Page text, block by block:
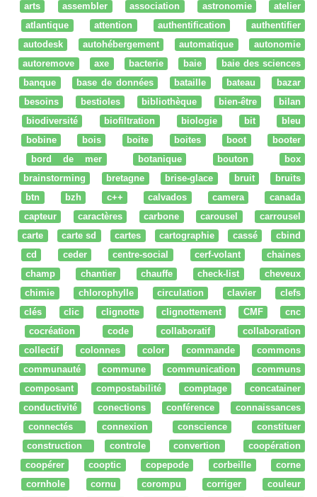
arts
assembler association astronomie
atelier
atlantique
attention authentification
authentifier
autodesk
autohébergement automatique
autonomie
autoremove
axe bacterie baie
baie des sciences
banque
base de données bataille bateau
bazar
besoins
bestioles bibliothèque bien-être
bilan
biodiversité
biofiltration biologie bit
bleu
bobine
bois boite boites boot
booter
bord de mer
botanique bouton
box
brainstorming
bretagne brise-glace bruit
bruits
btn
bzh c++ calvados camera
canada
capteur
caractères carbone carousel
carrousel
carte
carte sd cartes cartographie cassé
cbind
cd
ceder centre-social cerf-volant
chaines
champ
chantier chauffe check-list
cheveux
chimie
chlorophylle circulation clavier
clefs
clés
clic clignotte clignottement CMF
cnc
cocréation
code collaboratif
collaboration
collectif
colonnes color commande
commons
communauté
commune communication
communs
composant
compostabilité comptage
concatainer
conductivité
conections conférence
connaissances
connectés
connexion conscience
constituer
construction
controle convertion
coopération
coopérer
cooptic copepode corbeille
corne
cornhole
cornu corompu corriger
couleur